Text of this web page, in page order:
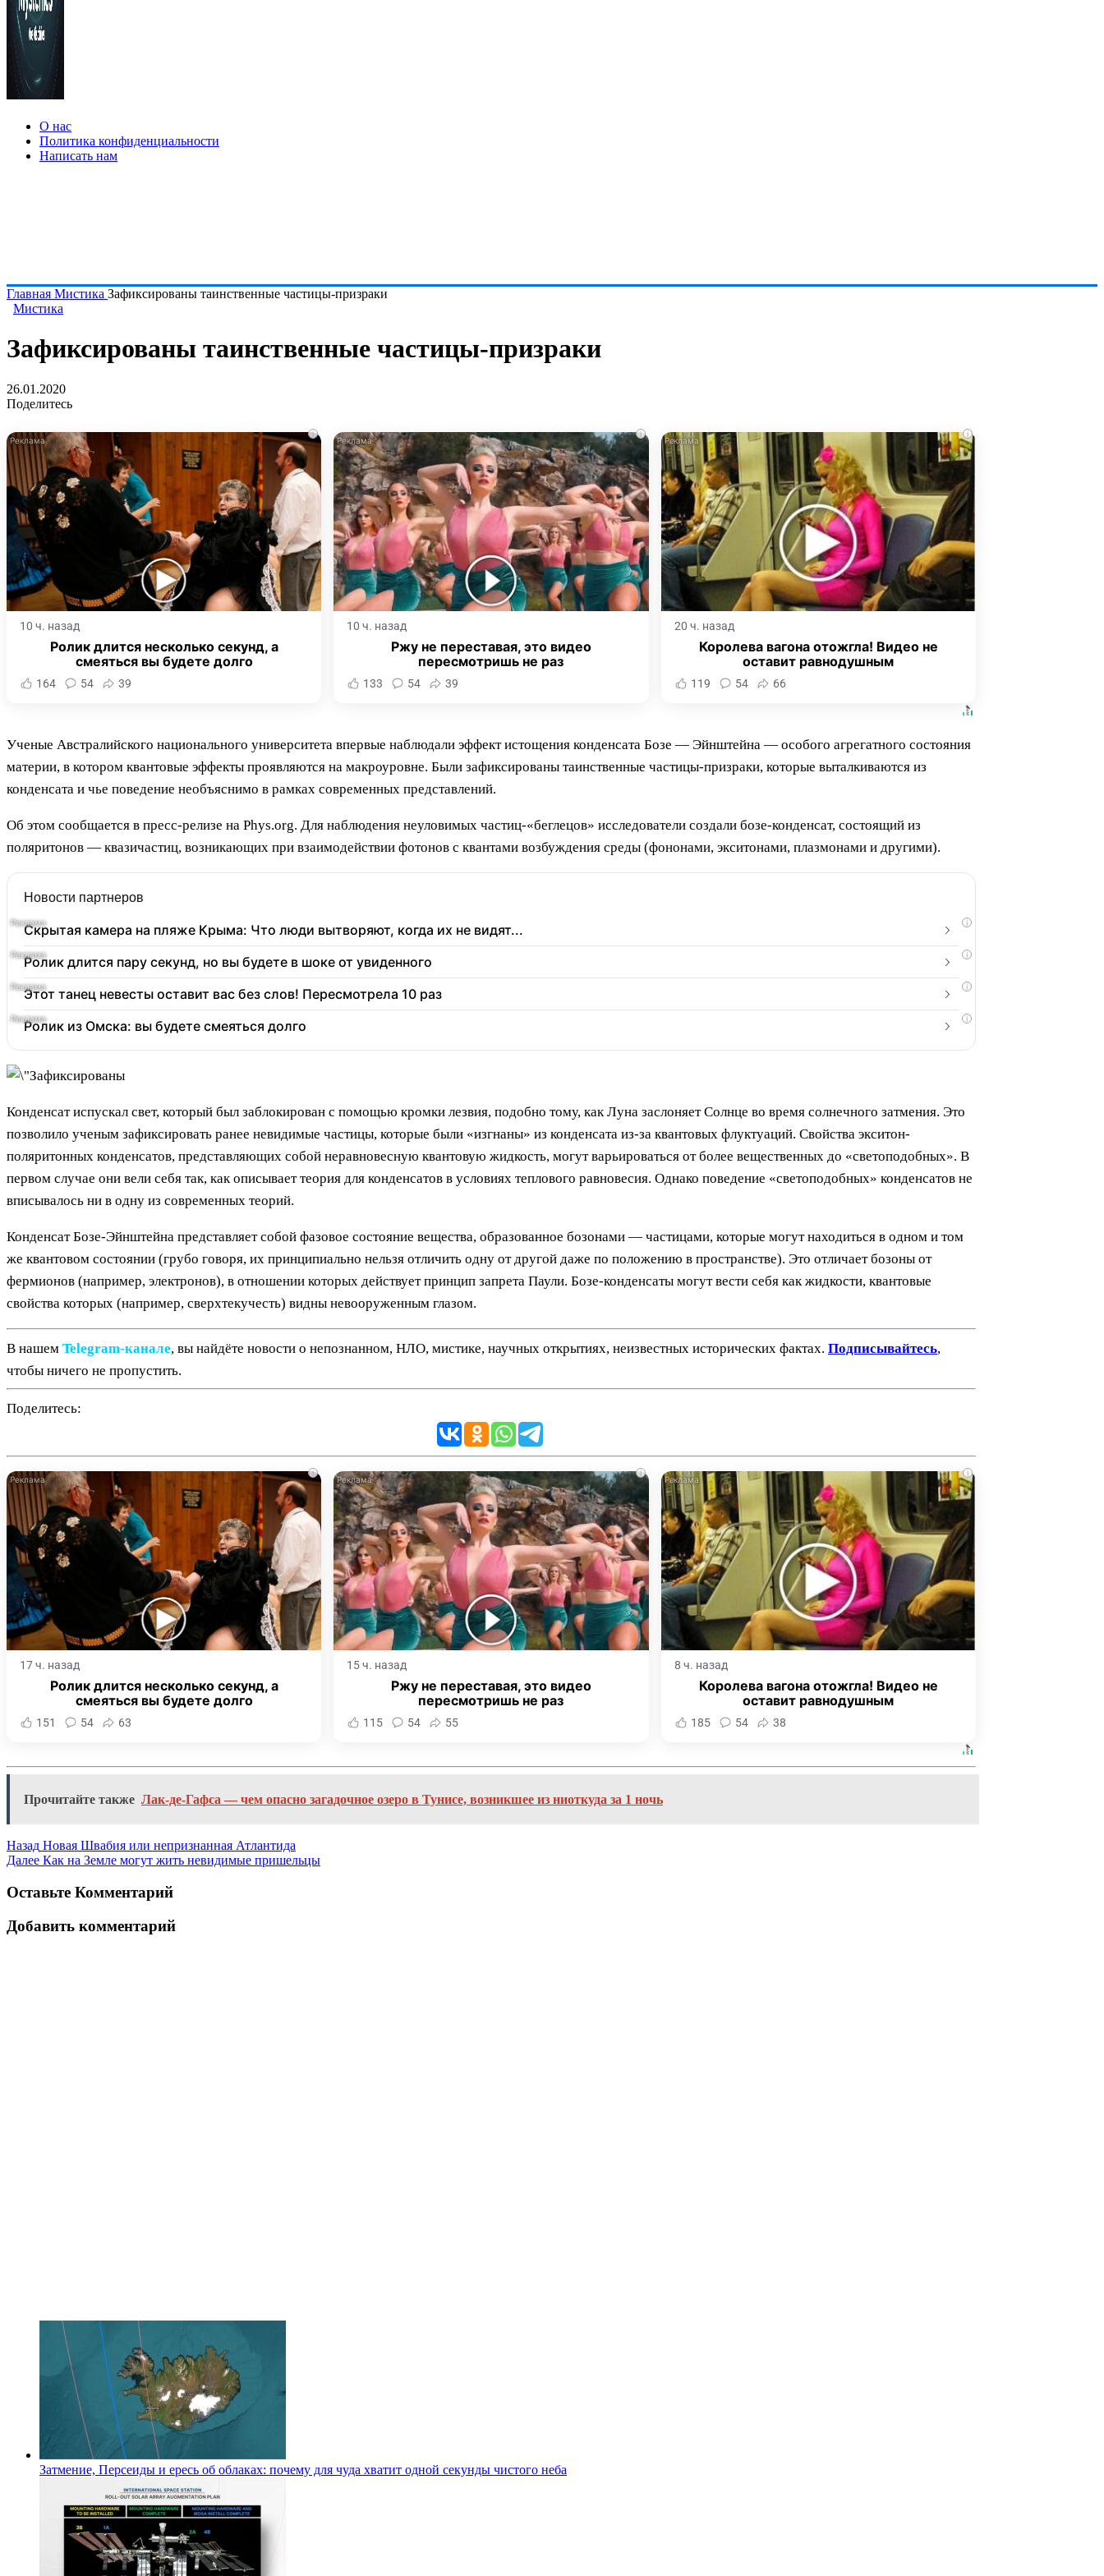
О нас
Политика конфиденциальности
Написать нам
Главная Мистика Зафиксированы таинственные частицы-призраки
Мистика
Зафиксированы таинственные частицы-призраки
26.01.2020
Поделитесь
i
10 ч. назад
Ролик длится несколько секунд, а
смеяться вы будете долго
164 54 39
i
10 ч. назад
Ржу не переставая, это видео
пересмотришь не раз
133 54 39
i
20 ч. назад
Королева вагона отожгла! Видео не
оставит равнодушным
119 54 66
Ученые Австралийского национального университета впервые наблюдали эффект истощения конденсата Бозе — Эйнштейна — особого агрегатного состояния
материи, в котором квантовые эффекты проявляются на макроуровне. Были зафиксированы таинственные частицы-призраки, которые выталкиваются из
конденсата и чье поведение необъяснимо в рамках современных представлений.
Об этом сообщается в пресс-релизе на Phys.org. Для наблюдения неуловимых частиц-«беглецов» исследователи создали бозе-конденсат, состоящий из
поляритонов — квазичастиц, возникающих при взаимодействии фотонов с квантами возбуждения среды (фононами, экситонами, плазмонами и другими).
Новости партнеров
i
Скрытая камера на пляже Крыма: Что люди вытворяют, когда их не видят...
i
Ролик длится пару секунд, но вы будете в шоке от увиденного
i
Этот танец невесты оставит вас без слов! Пересмотрела 10 раз
i
Ролик из Омска: вы будете смеяться долго
Конденсат испускал свет, который был заблокирован с помощью кромки лезвия, подобно тому, как Луна заслоняет Солнце во время солнечного затмения. Это
позволило ученым зафиксировать ранее невидимые частицы, которые были «изгнаны» из конденсата из-за квантовых флуктуаций. Свойства экситон-
поляритонных конденсатов, представляющих собой неравновесную квантовую жидкость, могут варьироваться от более вещественных до «светоподобных». В
первом случае они вели себя так, как описывает теория для конденсатов в условиях теплового равновесия. Однако поведение «светоподобных» конденсатов не
вписывалось ни в одну из современных теорий.
Конденсат Бозе-Эйнштейна представляет собой фазовое состояние вещества, образованное бозонами — частицами, которые могут находиться в одном и том
же квантовом состоянии (грубо говоря, их принципиально нельзя отличить одну от другой даже по положению в пространстве). Это отличает бозоны от
фермионов (например, электронов), в отношении которых действует принцип запрета Паули. Бозе-конденсаты могут вести себя как жидкости, квантовые
свойства которых (например, сверхтекучесть) видны невооруженным глазом.
В нашем Telegram‑канале, вы найдёте новости о непознанном, НЛО, мистике, научных открытиях, неизвестных исторических фактах. Подписывайтесь,
чтобы ничего не пропустить.
Поделитесь:
i
17 ч. назад
Ролик длится несколько секунд, а
смеяться вы будете долго
151 54 63
i
15 ч. назад
Ржу не переставая, это видео
пересмотришь не раз
115 54 55
i
8 ч. назад
Королева вагона отожгла! Видео не
оставит равнодушным
185 54 38
Прочитайте также Лак-де-Гафса — чем опасно загадочное озеро в Тунисе, возникшее из ниоткуда за 1 ночь
Назад Новая Швабия или непризнанная Атлантида
Далее Как на Земле могут жить невидимые пришельцы
Оставьте Комментарий
Добавить комментарий
Затмение, Персеиды и ересь об облаках: почему для чуда хватит одной секунды чистого неба